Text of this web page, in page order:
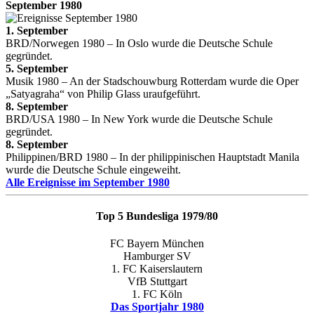
September 1980
1. September
BRD/Norwegen 1980 – In Oslo wurde die Deutsche Schule
gegründet.
5. September
Musik 1980 – An der Stadschouwburg Rotterdam wurde die Oper
„Satyagraha“ von Philip Glass uraufgeführt.
8. September
BRD/USA 1980 – In New York wurde die Deutsche Schule
gegründet.
8. September
Philippinen/BRD 1980 – In der philippinischen Hauptstadt Manila
wurde die Deutsche Schule eingeweiht.
Alle Ereignisse im September 1980
Top 5 Bundesliga 1979/80
FC Bayern München
Hamburger SV
1. FC Kaiserslautern
VfB Stuttgart
1. FC Köln
Das Sportjahr 1980